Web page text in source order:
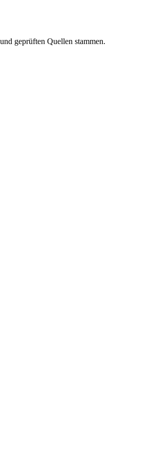
geprüften Quellen stammen.